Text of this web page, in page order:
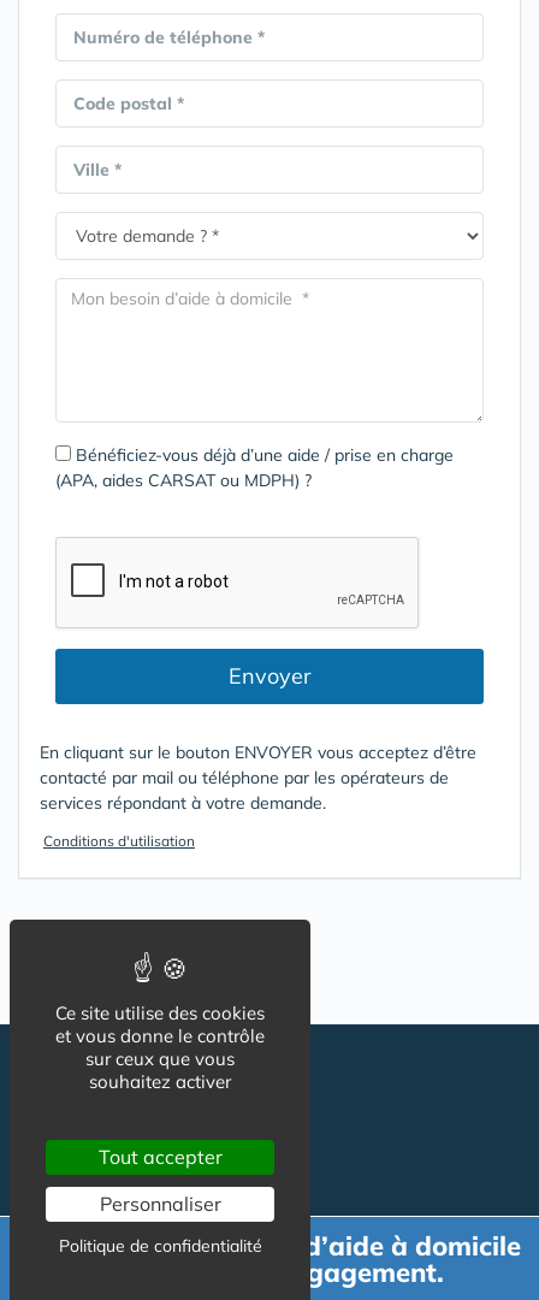
Numéro de téléphone *
Code postal *
Ville *
Bénéficiez-vous déjà d’une aide / prise en charge
(APA, aides CARSAT ou MDPH) ?
Envoyer
En cliquant sur le bouton ENVOYER vous acceptez d’être
contacté par mail ou téléphone par les opérateurs de
services répondant à votre demande.
Conditions d'utilisation
Suivez-nous
CGU
Mentions légales
Charte
Demande de devis d’aide à domicile
gratuit et sans engagement.
Ce site utilise des cookies
et vous donne le contrôle
sur ceux que vous
souhaitez activer
Tout accepter
Personnaliser
Politique de confidentialité